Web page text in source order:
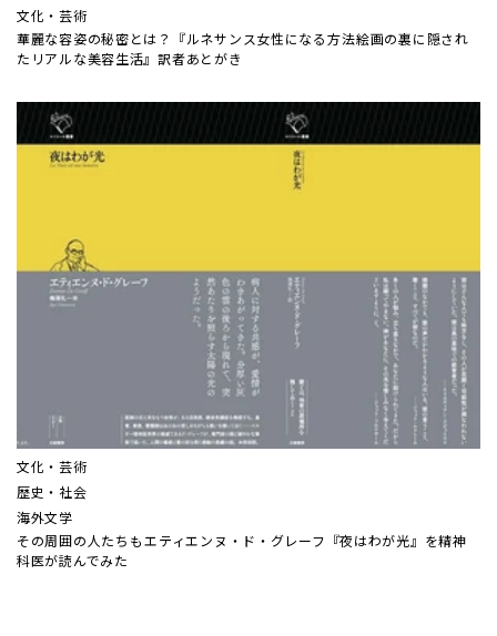
文化・芸術
華麗な容姿の秘密とは？『ルネサンス女性になる方法――絵画の裏に隠され
たリアルな美容生活』訳者あとがき
文化・芸術
歴史・社会
海外文学
その周囲の人たちも――エティエンヌ・ド・グレーフ『夜はわが光』を精神
科医が読んでみた